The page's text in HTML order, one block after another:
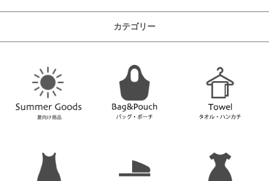
カテゴリー